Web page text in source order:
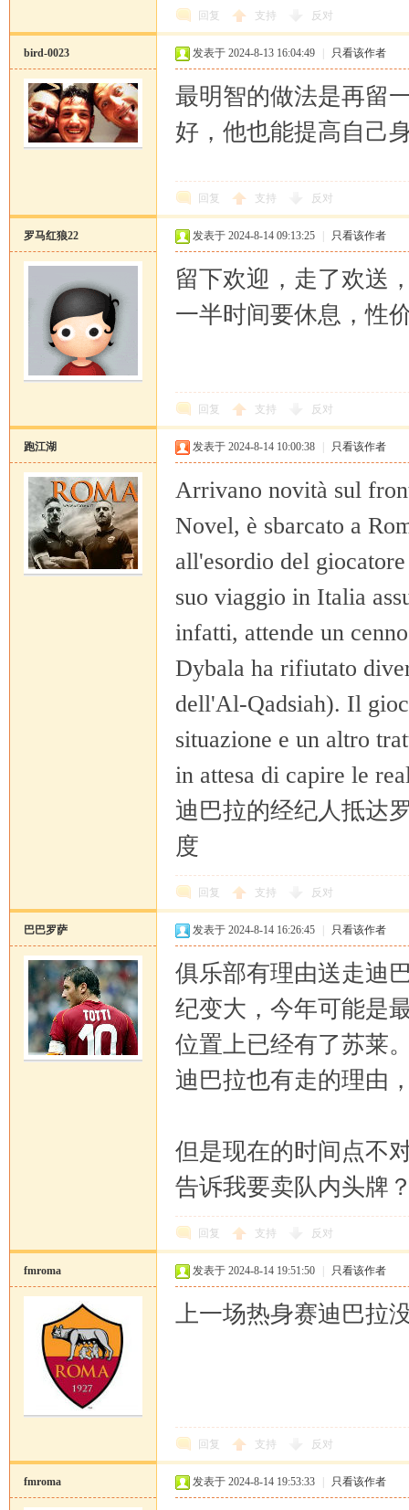
回复 支持 反对
bird-0023 发表于 2024-8-13 16:04:49 只看该作者
最明智的做法是再留
好，他也能提高自己
回复 支持 反对
罗马红狼22 发表于 2024-8-14 09:13:25 只看该作者
留下欢迎，走了欢送
一半时间要休息，性
回复 支持 反对
跑江湖 发表于 2024-8-14 10:00:38 只看该作者
Arrivano novità sul
Novel, è sbarcato a
all'esordio del
suo viaggio in Italia
infatti, attende un
Dybala ha rifiutato
dell'Al-Qadsiah). Il
situazione e un altro
in attesa di capire le
迪巴拉的经纪人抵达
度
回复 支持 反对
巴巴罗萨 发表于 2024-8-14 16:26:45 只看该作者
俱乐部有理由送走迪
纪变大，今年可能是
位置上已经有了苏莱
迪巴拉也有走的理由
但是现在的时间点不
告诉我要卖队内头牌
回复 支持 反对
fmroma 发表于 2024-8-14 19:51:50 只看该作者
上一场热身赛迪巴拉
回复 支持 反对
fmroma 发表于 2024-8-14 19:53:33 只看该作者